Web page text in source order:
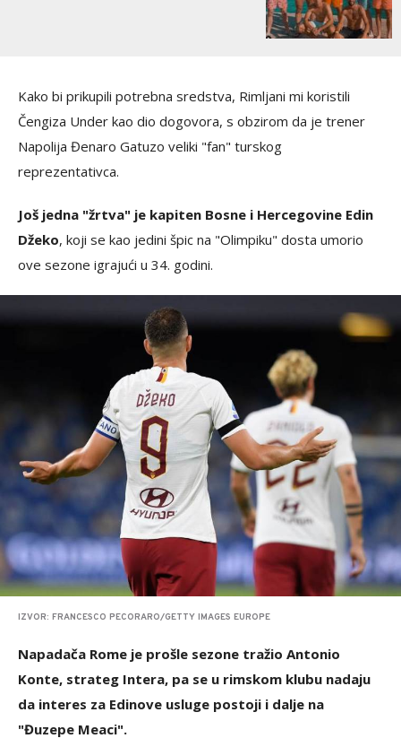
Kako bi prikupili potrebna sredstva, Rimljani mi koristili
Čengiza Under kao dio dogovora, s obzirom da je trener
Napolija Đenaro Gatuzo veliki "fan" turskog
reprezentativca.
Još jedna "žrtva" je kapiten Bosne i Hercegovine Edin
Džeko, koji se kao jedini špic na "Olimpiku" dosta umorio
ove sezone igrajući u 34. godini.
IZVOR: FRANCESCO PECORARO/GETTY IMAGES EUROPE
Napadača Rome je prošle sezone tražio Antonio
Konte, strateg Intera, pa se u rimskom klubu nadaju
da interes za Edinove usluge postoji i dalje na
"Đuzepe Meaci".